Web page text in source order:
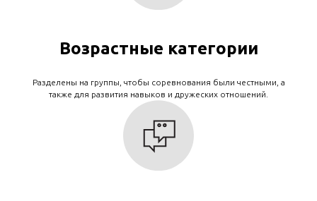
Возрастные категории
Разделены на группы, чтобы соревнования были честными, а
также для развития навыков и дружеских отношений.